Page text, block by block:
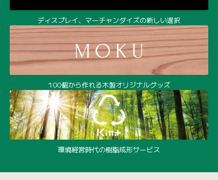
ディスプレイ、マーチャンダイズの新しい選択
100個から作れる木製オリジナルグッズ
環境経営時代の樹脂成形サービス